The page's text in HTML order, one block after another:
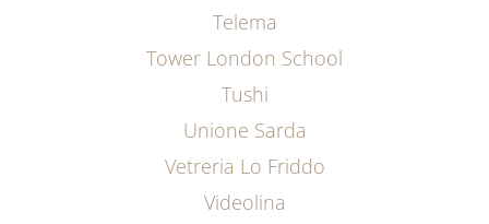
Telema
Tower London School
Tushi
Unione Sarda
Vetreria Lo Friddo
Videolina